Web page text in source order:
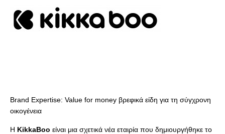
Brand Expertise: Value for money βρεφικά είδη για τη σύγχρονη
οικογένεια
Η KikkaBoo είναι μια σχετικά νέα εταιρία που δημιουργήθηκε το